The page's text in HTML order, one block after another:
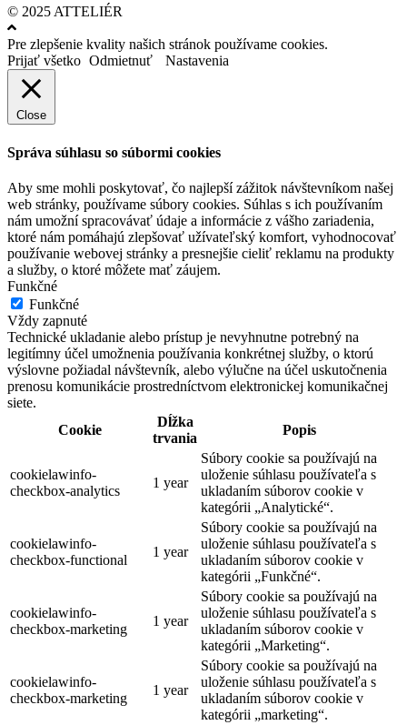
© 2025 ATTELIÉR
Pre zlepšenie kvality našich stránok používame cookies.
Prijať všetko Odmietnuť Nastavenia
Close
Správa súhlasu so súbormi cookies
Aby sme mohli poskytovať, čo najlepší zážitok návštevníkom našej
web stránky, používame súbory cookies. Súhlas s ich používaním
nám umožní spracovávať údaje a informácie z vášho zariadenia,
ktoré nám pomáhajú zlepšovať užívateľský komfort, vyhodnocovať
používanie webovej stránky a presnejšie cieliť reklamu na produkty
a služby, o ktoré môžete mať záujem.
Funkčné
Funkčné
Vždy zapnuté
Technické ukladanie alebo prístup je nevyhnutne potrebný na
legitímny účel umožnenia používania konkrétnej služby, o ktorú
výslovne požiadal návštevník, alebo výlučne na účel uskutočnenia
prenosu komunikácie prostredníctvom elektronickej komunikačnej
siete.
Cookie
Dĺžka
trvania
Popis
cookielawinfo-
checkbox-analytics
1 year
Súbory cookie sa používajú na
uloženie súhlasu používateľa s
ukladaním súborov cookie v
kategórii „Analytické“.
cookielawinfo-
checkbox-functional
1 year
Súbory cookie sa používajú na
uloženie súhlasu používateľa s
ukladaním súborov cookie v
kategórii „Funkčné“.
cookielawinfo-
checkbox-marketing
1 year
Súbory cookie sa používajú na
uloženie súhlasu používateľa s
ukladaním súborov cookie v
kategórii „Marketing“.
cookielawinfo-
checkbox-marketing
1 year
Súbory cookie sa používajú na
uloženie súhlasu používateľa s
ukladaním súborov cookie v
kategórii „marketing“.